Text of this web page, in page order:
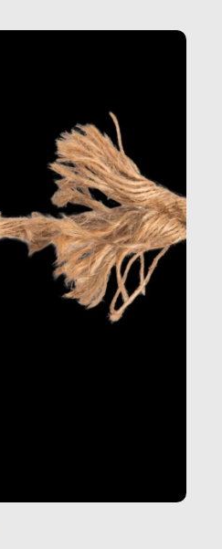
che fanno la nostra vita